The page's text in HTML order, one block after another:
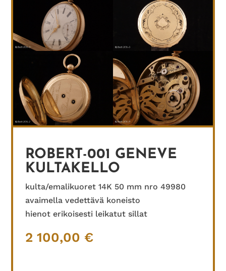
ROBERT-001 GENEVE
KULTAKELLO
kulta/emalikuoret 14K 50 mm nro 49980
avaimella vedettävä koneisto
hienot erikoisesti leikatut sillat
2 100,00 €